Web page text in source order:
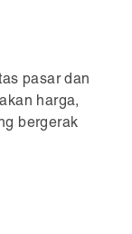
pasar dan
harga,
bergerak